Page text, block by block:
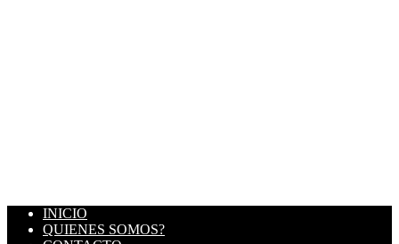
INICIO
QUIENES SOMOS?